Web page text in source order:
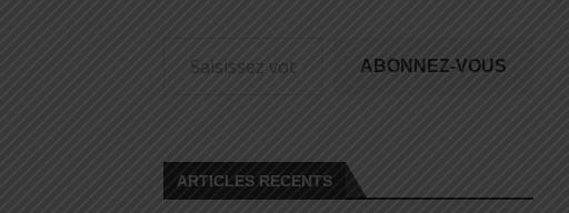
ABONNEZ-VOUS
ARTICLES RECENTS